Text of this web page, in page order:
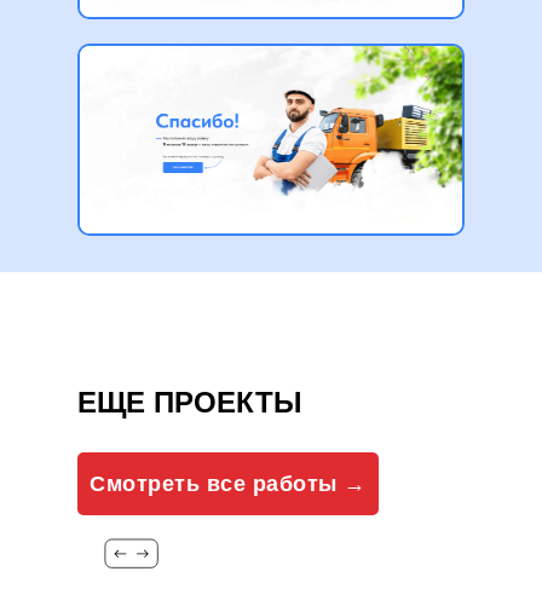
ЕЩЕ ПРОЕКТЫ
Смотреть все работы →